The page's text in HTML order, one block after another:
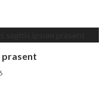
prasent